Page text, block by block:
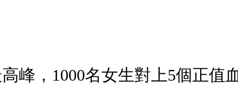
峰，1000名女生對上5個正值